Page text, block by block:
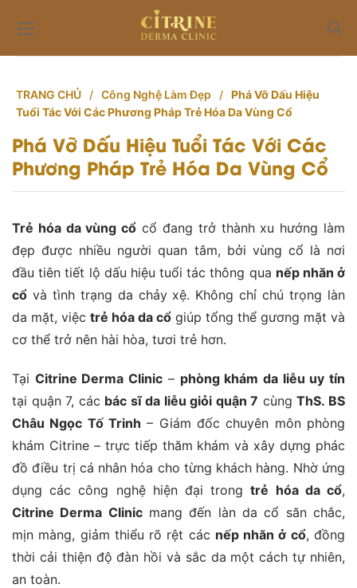
content
TRANG CHỦ / Công Nghệ Làm Đẹp / Phá Vỡ Dấu Hiệu
Tuổi Tác Với Các Phương Pháp Trẻ Hóa Da Vùng Cổ
Phá Vỡ Dấu Hiệu Tuổi Tác Với Các
Phương Pháp Trẻ Hóa Da Vùng Cổ
Trẻ hóa da vùng cổ cổ đang trở thành xu hướng làm
đẹp được nhiều người quan tâm, bởi vùng cổ là nơi
đầu tiên tiết lộ dấu hiệu tuổi tác thông qua nếp nhăn ở
cổ và tình trạng da chảy xệ. Không chỉ chú trọng làn
da mặt, việc trẻ hóa da cổ giúp tổng thể gương mặt và
cơ thể trở nên hài hòa, tươi trẻ hơn.
Tại Citrine Derma Clinic – phòng khám da liễu uy tín
tại quận 7, các bác sĩ da liễu giỏi quận 7 cùngThS. BS
Châu Ngọc Tố Trinh – Giám đốc chuyên môn phòng
khám Citrine – trực tiếp thăm khám và xây dựng phác
đồ điều trị cá nhân hóa cho từng khách hàng. Nhờ ứng
dụng các công nghệ hiện đại trongtrẻ hóa da cổ,
Citrine Derma Clinicmang đến làn da cổ săn chắc,
mịn màng, giảm thiểu rõ rệt các nếp nhăn ở cổ, đồng
thời cải thiện độ đàn hồi và sắc da một cách tự nhiên,
an toàn.